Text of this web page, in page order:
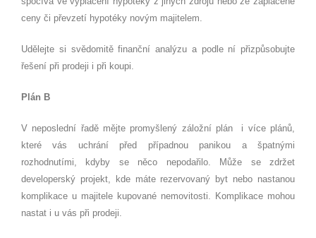
ceny či převzetí hypotéky novým majitelem.
Udělejte si svědomitě finanční analýzu a podle ní přizpůsobujte
řešení při prodeji i při koupi.
Plán B
V neposlední řadě mějte promyšlený záložní plán i více plánů,
které vás uchrání před případnou panikou a špatnými
rozhodnutími, kdyby se něco nepodařilo. Může se zdržet
developerský projekt, kde máte rezervovaný byt nebo nastanou
komplikace u majitele kupované nemovitosti. Komplikace mohou
nastat i u vás při prodeji.